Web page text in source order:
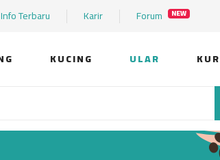
Info Terbaru Karir Forum NEW
KUCING ULAR